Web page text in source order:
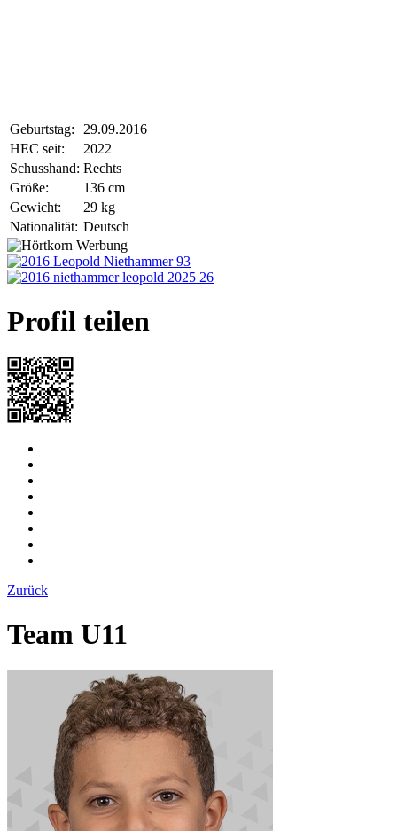
Geburtstag:
29.09.2016
HEC seit:
2022
Schusshand: Rechts
Größe:
136 cm
Gewicht:
29 kg
Nationalität: Deutsch
Profil teilen
Zurück
Team U11